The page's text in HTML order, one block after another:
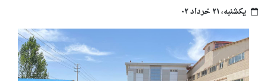
یکشنبه، ۲۱ خرداد ۰۲